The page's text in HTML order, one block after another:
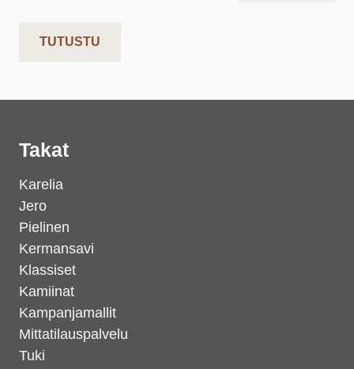
TUTUSTU
Takat
Karelia
Jero
Pielinen
Kermansavi
Klassiset
Kamiinat
Kampanjamallit
Mittatilauspalvelu
Tuki